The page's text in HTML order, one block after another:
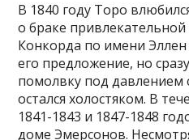
В 1840 году Торо
о браке
Конкорда по имени
его предложение, но
помолвку под давлением
остался холостяком. В
1841-1843 и 1847-1848
доме Эмерсонов.